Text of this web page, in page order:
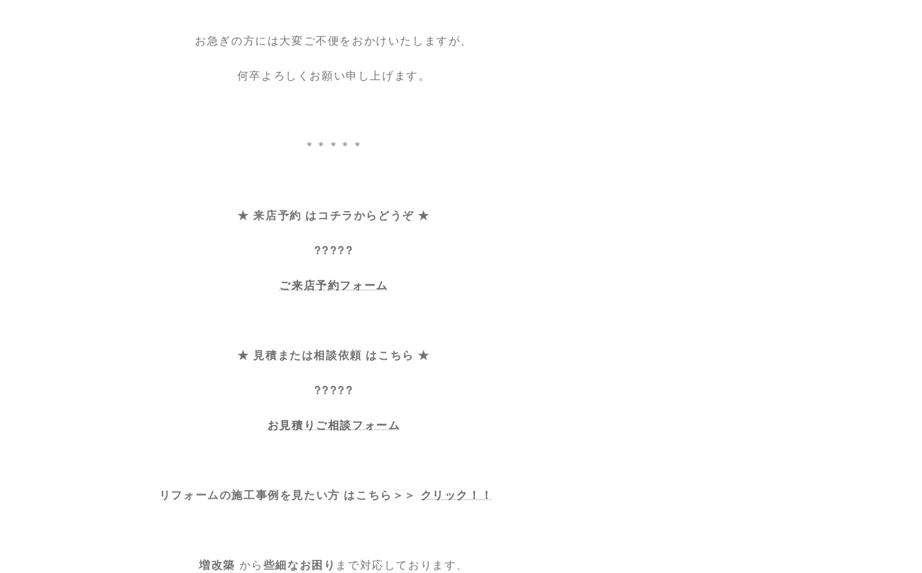
お急ぎの方には大変ご不便をおかけいたしますが、
何卒よろしくお願い申し上げます。
＊＊＊＊＊
★ 来店予約 はコチラからどうぞ ★
?????
ご来店予約フォーム
★ 見積または相談依頼 はこちら ★
?????
お見積りご相談フォーム
リフォームの施工事例を見たい方 はこちら＞＞ クリック！！
増改築 から些細なお困り まで対応しております、